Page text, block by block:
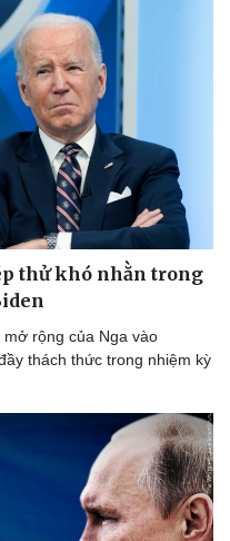
thử khó nhằn trong
mở rộng của Nga vào
thách thức trong nhiệm kỳ